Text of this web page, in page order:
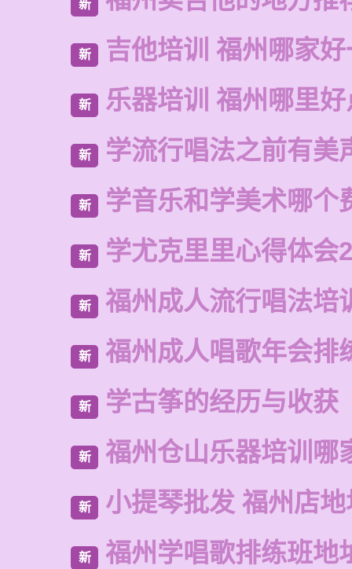
新
新 吉他培训 福州哪家
新 乐器培训 福州哪里
新 学流行唱法之前有美
新 学音乐和学美术哪个
新 学尤克里里心得体会
新 福州成人流行唱法培
新 福州成人唱歌年会排
新 学古筝的经历与收获
新 福州仓山乐器培训哪
新 小提琴批发 福州店
新 福州学唱歌排练班地